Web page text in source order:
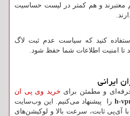
معتبرند و هم کمتر در لیست حساسیت
کنید که سیاست عدم ثبت لاگ
تا امنیت اطلاعات شما حفظ شود.
ایرانی
و مطمئن برای خرید وی پی ان
h- را پیشنهاد می‌کنیم. این وب‌سایت
آی‌پی ثابت، سرعت بالا و لوکیشن‌های